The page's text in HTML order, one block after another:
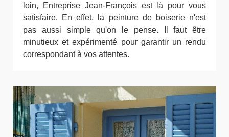
loin, Entreprise Jean-François est là pour vous
satisfaire. En effet, la peinture de boiserie n'est
pas aussi simple qu'on le pense. Il faut être
minutieux et expérimenté pour garantir un rendu
correspondant à vos attentes.